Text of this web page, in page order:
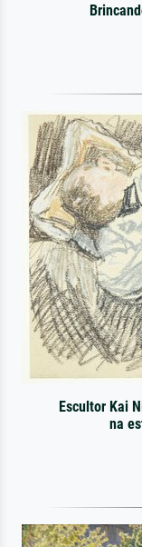
Escultor Kai
na